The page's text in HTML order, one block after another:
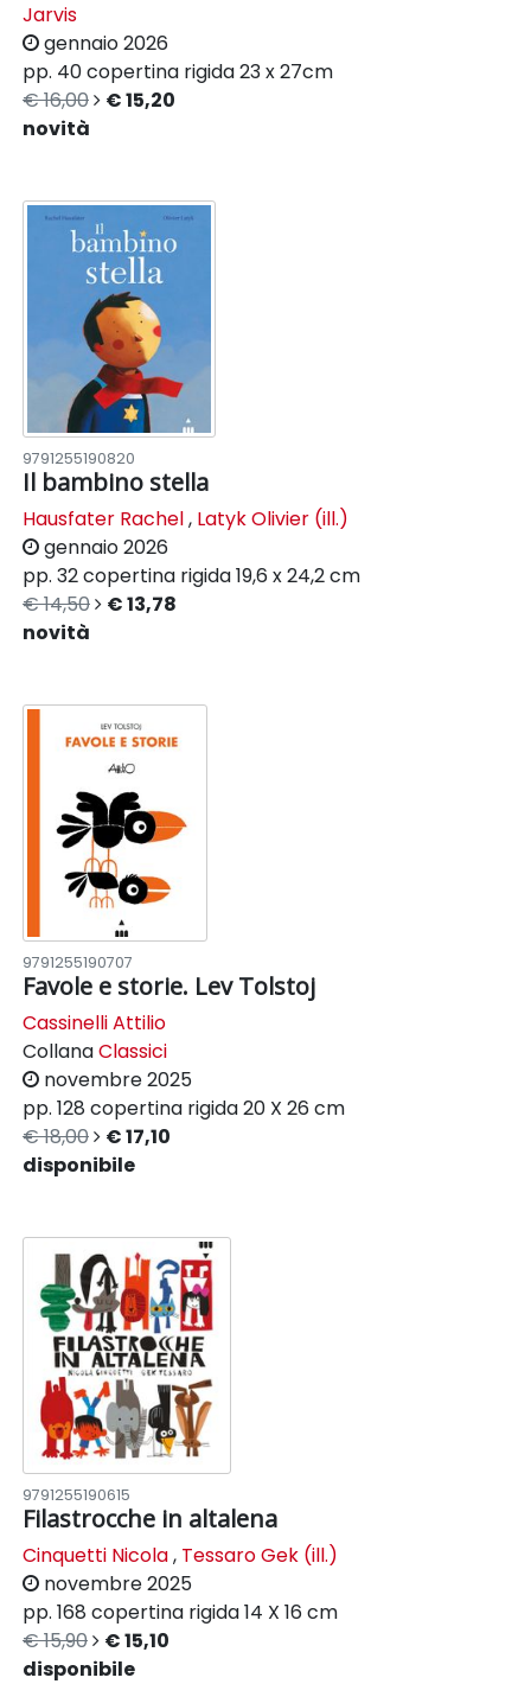
Jarvis
gennaio 2026
pp. 40copertina rigida23 x 27cm
€ 16,00
€ 15,20
novità
9791255190820
Il bambino stella
Hausfater Rachel, Latyk Olivier (ill.)
gennaio 2026
pp. 32copertina rigida19,6 x 24,2 cm
€ 14,50
€ 13,78
novità
9791255190707
Favole e storie. Lev Tolstoj
Cassinelli Attilio
CollanaClassici
novembre 2025
pp. 128 copertina rigida20 X 26 cm
€ 18,00
€ 17,10
disponibile
9791255190615
Filastrocche in altalena
Cinquetti Nicola, Tessaro Gek (ill.)
novembre 2025
pp. 168 copertina rigida14 X 16 cm
€ 15,90
€ 15,10
disponibile